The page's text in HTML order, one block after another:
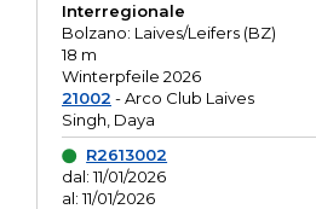
Interregionale
Bolzano: Laives/Leifers (BZ)
18 m
Winterpfeile 2026
21002 - Arco Club Laives
Singh, Daya
R2613002
dal: 11/01/2026
al: 11/01/2026